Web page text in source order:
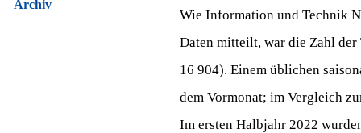
Archiv
Wie Information und Technik
Daten mitteilt, war die Zahl
16 904). Einem üblichen
dem Vormonat; im Vergleich
Im ersten Halbjahr 2022